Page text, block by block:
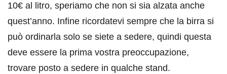
10€ al litro, speriamo che non si sia alzata anche
quest’anno. Infine ricordatevi sempre che la birra si
può ordinarla solo se siete a sedere, quindi questa
deve essere la prima vostra preoccupazione,
trovare posto a sedere in qualche stand.